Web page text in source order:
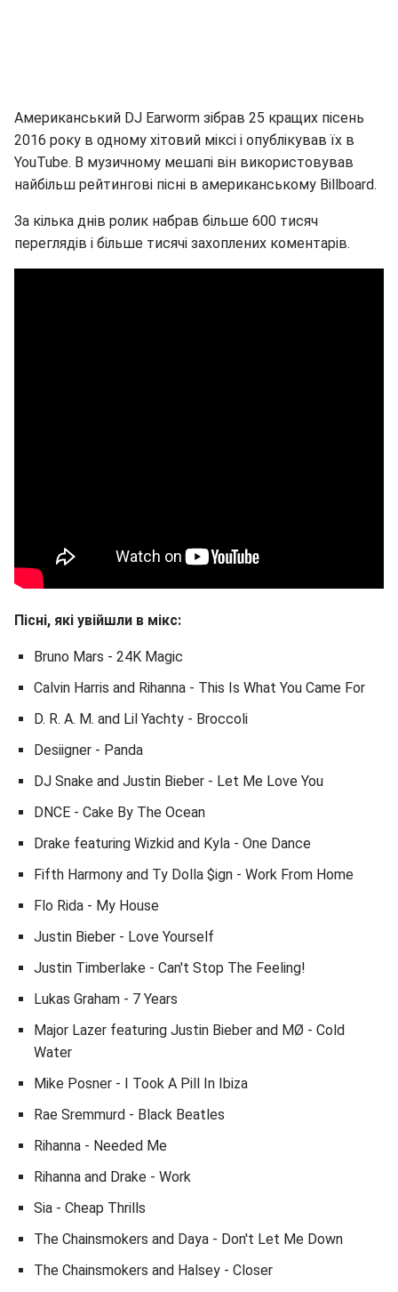
Американський DJ Earworm зібрав 25 кращих пісень
2016 року в одному хітовий міксі і опублікував їх в
YouTube. В музичному мешапі він використовував
найбільш рейтингові пісні в американському Billboard.
За кілька днів ролик набрав більше 600 тисяч
переглядів і більше тисячі захоплених коментарів.
Пісні, які увійшли в мікс:
Bruno Mars - 24K Magic
Calvin Harris and Rihanna - This Is What You Came For
D. R. A. M. and Lil Yachty - Broccoli
Desiigner - Panda
DJ Snake and Justin Bieber - Let Me Love You
DNCE - Cake By The Ocean
Drake featuring Wizkid and Kyla - One Dance
Fifth Harmony and Ty Dolla $ign - Work From Home
Flo Rida - My House
Justin Bieber - Love Yourself
Justin Timberlake - Can't Stop The Feeling!
Lukas Graham - 7 Years
Major Lazer featuring Justin Bieber and MØ - Cold
Water
Mike Posner - I Took A Pill In Ibiza
Rae Sremmurd - Black Beatles
Rihanna - Needed Me
Rihanna and Drake - Work
Sia - Cheap Thrills
The Chainsmokers and Daya - Don't Let Me Down
The Chainsmokers and Halsey - Closer